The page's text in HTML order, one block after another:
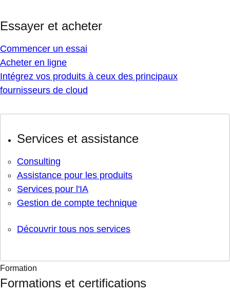
Essayer et acheter
Commencer un essai
Acheter en ligne
Intégrez vos produits à ceux des principaux
fournisseurs de cloud
Services et assistance
Consulting
Assistance pour les produits
Services pour l'IA
Gestion de compte technique
Découvrir tous nos services
Formation
Formations et certifications